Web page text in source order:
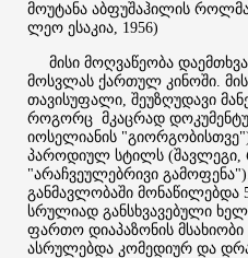
მოუტანა აბფუშაჰილის
ლეო ესაკია, 1956)
მისი მოღვაწეობა
მოსვლას ქართულ კინოში.
თავისუფალი, შეუზღუდავი
როგორც მკაცრად
იოსელიანის
პაროდიულ სტილს (შავლეგი,
"არაჩვეულებრივი
განმავლობაში მონაწილებდა
სრულიად განსხვავებული
ფართო დიაპაზონის
ასრულებდა კომედიურ და